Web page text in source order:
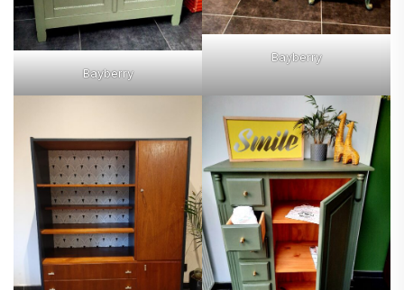
Bayberry
Bayberry